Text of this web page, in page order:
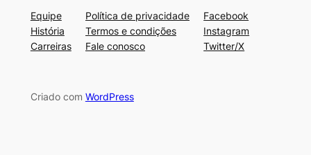
Equipe
História
Carreiras
Política de privacidade
Termos e condições
Fale conosco
Facebook
Instagram
Twitter/X
Criado com WordPress